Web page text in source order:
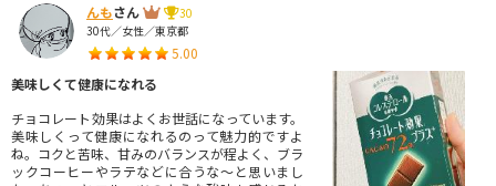
んもさん
30
30代／女性／東京都
5.00
美味しくて健康になれる
チョコレート効果はよくお世話になっています。
美味しくって健康になれるのって魅力的ですよ
ね。コクと苦味、甘みのバランスが程よく、ブラ
ックコーヒーやラテなどに合うな～と思いまし